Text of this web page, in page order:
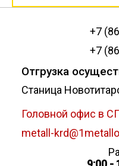
+7
+7
Отгрузка
Станица
Головной офис в
metall-